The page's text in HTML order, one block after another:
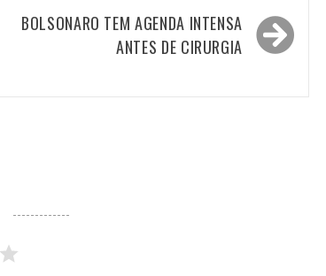
BOLSONARO TEM AGENDA INTENSA
ANTES DE CIRURGIA